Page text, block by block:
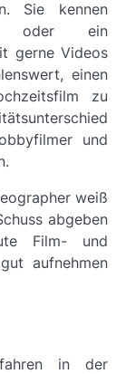
Sie kennen
oder ein
gerne Videos
einen
zu
und
weiß
abgeben
Film- und
aufnehmen
in der